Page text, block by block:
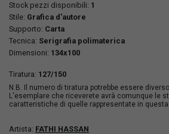
Stock pezzi disponibili: 1
Stile: Grafica d'autore
Supporto: Carta
Tecnica: Serigrafia polimaterica
Dimensioni: 134x100
Tiratura: 127/150
N.B. Il numero di tiratura potrebbe essere
L'esemplare che riceverete avrà comunque le
caratteristiche di quelle rappresentate in
Artista: FATHI HASSAN